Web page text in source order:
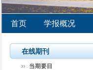
首页 学报概况
在线期刊
当期要目